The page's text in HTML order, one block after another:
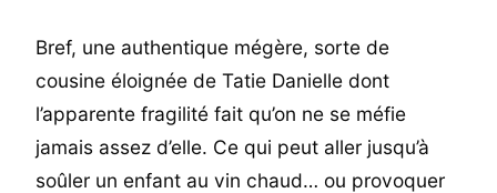
Bref, une authentique mégère, sorte de
cousine éloignée de Tatie Danielle dont
l’apparente fragilité fait qu’on ne se méfie
jamais assez d’elle. Ce qui peut aller jusqu’à
soûler un enfant au vin chaud… ou provoquer